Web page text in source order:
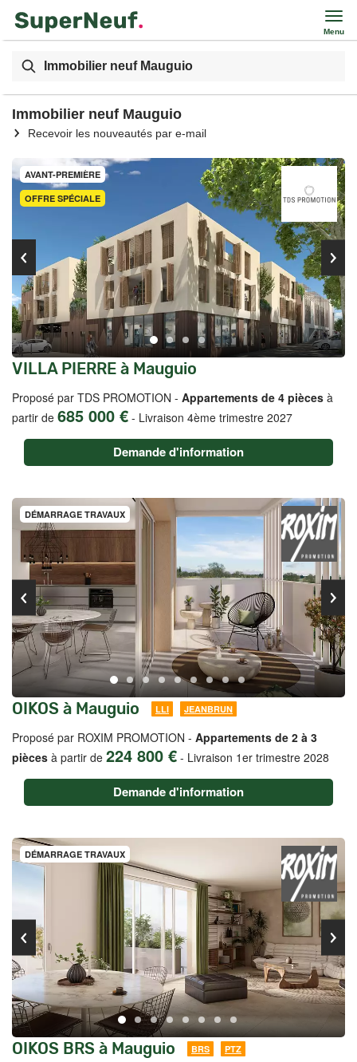
Menu
Immobilier neuf Mauguio
Immobilier neuf Mauguio
Recevoir les nouveautés par e-mail
OFFRE SPÉCIALE
AVANT-PREMIÈRE
VILLA PIERRE à Mauguio
Proposé par TDS PROMOTION - Appartements de 4 pièces à
partir de 685 000 € - Livraison 4ème trimestre 2027
Demande d'information
DÉMARRAGE TRAVAUX
OIKOS à Mauguio LLI JEANBRUN
Proposé par ROXIM PROMOTION - Appartements de 2 à 3
pièces à partir de 224 800 € - Livraison 1er trimestre 2028
Demande d'information
DÉMARRAGE TRAVAUX
OIKOS BRS à Mauguio BRS PTZ